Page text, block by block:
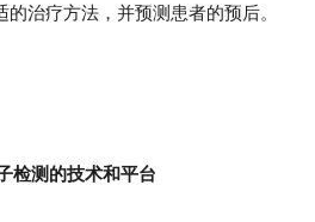
治疗方法，并预测患者的预后。
检测的技术和平台